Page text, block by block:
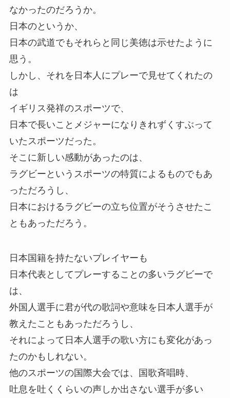
なかったのだろうか。
日本のというか、
日本の武道でもそれらと同じ美徳は示せたように
思う。
しかし、それを日本人にプレーで見せてくれたの
は
イギリス発祥のスポーツで、
日本で長いことメジャーになりきれずくすぶって
いたスポーツだった。
そこに新しい感動があったのは、
ラグビーというスポーツの特質によるものでもあ
っただろうし、
日本におけるラグビーの立ち位置がそうさせたこ
ともあっただろう。
日本国籍を持たないプレイヤーも
日本代表としてプレーすることの多いラグビーで
は、
外国人選手に君が代の歌詞や意味を日本人選手が
教えたこともあっただろうし、
それによって日本人選手の歌い方にも変化があっ
たのかもしれない。
他のスポーツの国際大会では、国歌斉唱時、
吐息を吐くくらいの声しか出さない選手が多い